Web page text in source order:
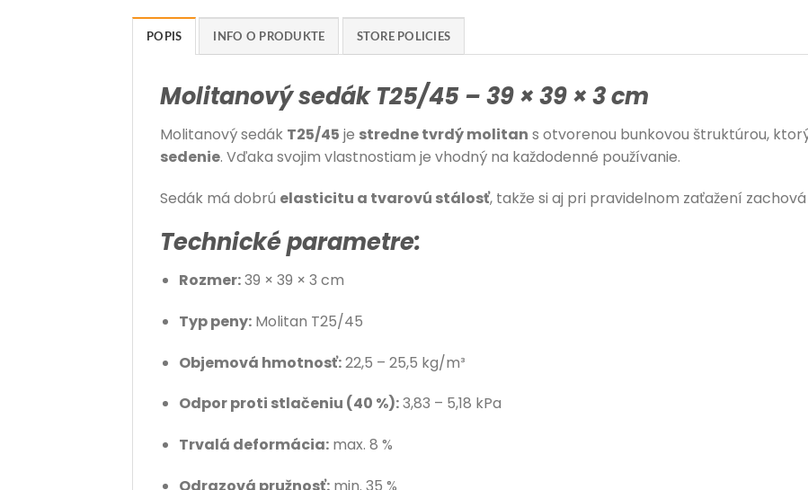
POPIS INFO O PRODUKTE STORE POLICIES
Molitanový sedák T25/45 – 39 × 39 × 3 cm
Molitanový sedák T25/45 je stredne tvrdý molitan s otvorenou bunkovou štruktúrou,
sedenie. Vďaka svojim vlastnostiam je vhodný na každodenné používanie.
Sedák má dobrú elasticitu a tvarovú stálosť, takže si aj pri pravidelnom zaťažení
Technické parametre:
Rozmer:39 × 39 × 3 cm
Typ peny:Molitan T25/45
Objemová hmotnosť:22,5 – 25,5 kg/m³
Odpor proti stlačeniu (40 %):3,83 – 5,18 kPa
Trvalá deformácia:max. 8 %